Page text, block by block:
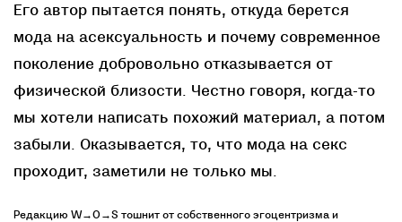
Его автор пытается понять, откуда берется
мода на асексуальность и почему современное
поколение добровольно отказывается от
физической близости. Честно говоря, когда-то
мы хотели написать похожий материал, а потом
забыли. Оказывается, то, что мода на секс
проходит, заметили не только мы.
Редакцию W→O→S тошнит от собственного эгоцентризма и